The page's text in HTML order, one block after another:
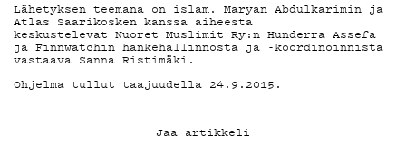
G LIVELAB
YSTÄVÄKLUBI
TIETOSUOJA
Lähetyksen teemana on islam. Maryan Abdulkarimin ja
Atlas Saarikosken kanssa aiheesta
keskustelevat Nuoret Muslimit Ry:n Hunderra Assefa
ja Finnwatchin hankehallinnosta ja -koordinoinnista
vastaava Sanna Ristimäki.
Ohjelma tullut taajuudella 24.9.2015.
Jaa artikkeli